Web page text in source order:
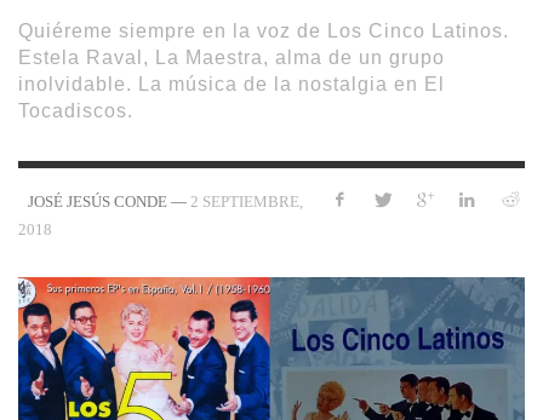
Quiéreme siempre en la voz de Los Cinco Latinos.
Estela Raval, La Maestra, alma de un grupo
inolvidable. La música de la nostalgia en El
Tocadiscos.
JOSÉ JESÚS CONDE — 2 SEPTIEMBRE,
2018